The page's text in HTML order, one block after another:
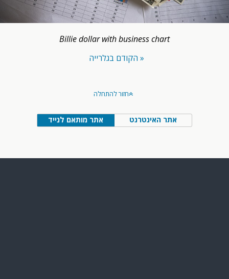
Billie dollar with business chart
« הקודם בגלרייה
חזור להתחלה
אתר מותאם לנייד אתר האינטרנט